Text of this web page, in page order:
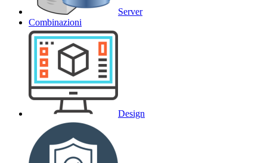
Server
Combinazioni
Design